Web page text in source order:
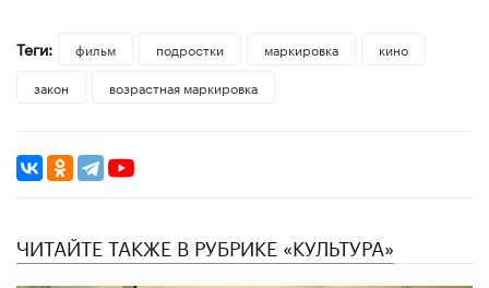
Теги: фильм подростки маркировка
кино
закон
возрастная маркировка
ЧИТАЙТЕ ТАКЖЕ В РУБРИКЕ «КУЛЬТУРА»